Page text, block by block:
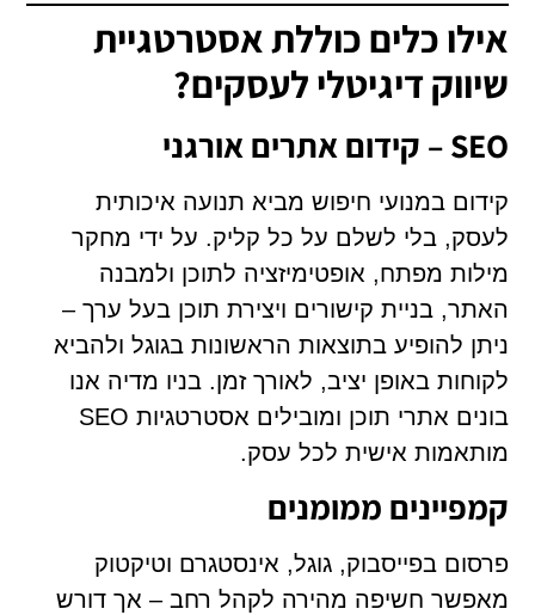
אילו כלים כוללת אסטרטגיית
שיווק דיגיטלי לעסקים?
SEO – קידום אתרים אורגני
קידום במנועי חיפוש מביא תנועה איכותית
לעסק, בלי לשלם על כל קליק. על ידי מחקר
מילות מפתח, אופטימיזציה לתוכן ולמבנה
האתר, בניית קישורים ויצירת תוכן בעל ערך –
ניתן להופיע בתוצאות הראשונות בגוגל ולהביא
לקוחות באופן יציב, לאורך זמן. בניו מדיה אנו
בונים אתרי תוכן ומובילים אסטרטגיות SEO
מותאמות אישית לכל עסק.
קמפיינים ממומנים
פרסום בפייסבוק, גוגל, אינסטגרם וטיקטוק
מאפשר חשיפה מהירה לקהל רחב – אך דורש